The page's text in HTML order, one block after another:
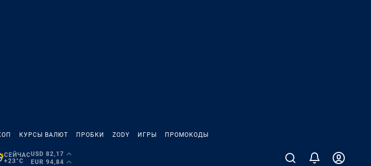
КУРСЫ ВАЛЮТ ПРОБКИ ZODY ИГРЫ ПРОМОКОДЫ
СЕЙЧАС
+23°C
USD 82,17
EUR 94,84